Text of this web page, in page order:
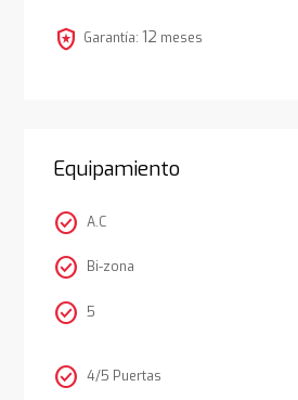
local_police Garantía: 12 meses
Equipamiento
check_circle A.C
check_circle Bi-zona
check_circle 5
check_circle 4/5 Puertas